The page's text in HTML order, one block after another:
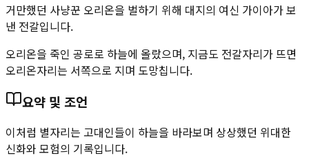
거만했던 사냥꾼 오리온을 벌하기 위해 대지의 여신 가이아가 보
낸 전갈입니다.
오리온을 죽인 공로로 하늘에 올랐으며, 지금도 전갈자리가 뜨면
오리온자리는 서쪽으로 지며 도망칩니다.
요약 및 조언
이처럼 별자리는 고대인들이 하늘을 바라보며 상상했던 위대한
신화와 모험의 기록입니다.